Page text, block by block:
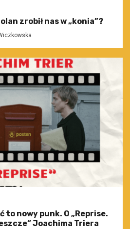
zrobił nas w „konia”?
to nowy punk. O „Reprise.
Joachima Triera